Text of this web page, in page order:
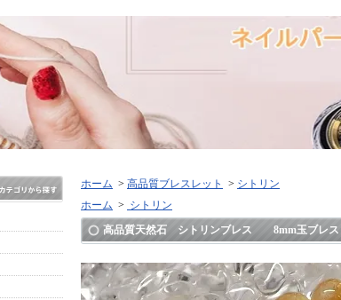
ホーム > 高品質ブレスレット > シトリン
ホーム > シトリン
高品質天然石 シトリンブレス 8mm玉ブレ